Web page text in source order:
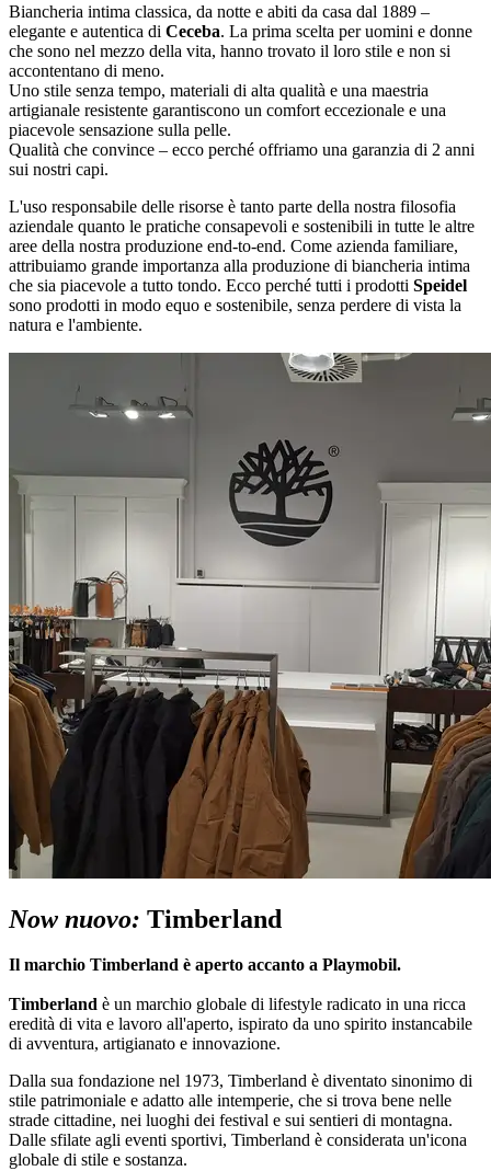
Biancheria intima classica, da notte e abiti da casa dal 1889 –
elegante e autentica di Ceceba. La prima scelta per uomini e donne
che sono nel mezzo della vita, hanno trovato il loro stile e non si
accontentano di meno.
Uno stile senza tempo, materiali di alta qualità e una maestria
artigianale resistente garantiscono un comfort eccezionale e una
piacevole sensazione sulla pelle.
Qualità che convince – ecco perché offriamo una garanzia di 2 anni
sui nostri capi.
L'uso responsabile delle risorse è tanto parte della nostra filosofia
aziendale quanto le pratiche consapevoli e sostenibili in tutte le altre
aree della nostra produzione end-to-end. Come azienda familiare,
attribuiamo grande importanza alla produzione di biancheria intima
che sia piacevole a tutto tondo. Ecco perché tutti i prodotti Speidel
sono prodotti in modo equo e sostenibile, senza perdere di vista la
natura e l'ambiente.
Now nuovo: Timberland
Il marchio Timberland è aperto accanto a Playmobil.
Timberland è un marchio globale di lifestyle radicato in una ricca
eredità di vita e lavoro all'aperto, ispirato da uno spirito instancabile
di avventura, artigianato e innovazione.
Dalla sua fondazione nel 1973, Timberland è diventato sinonimo di
stile patrimoniale e adatto alle intemperie, che si trova bene nelle
strade cittadine, nei luoghi dei festival e sui sentieri di montagna.
Dalle sfilate agli eventi sportivi, Timberland è considerata un'icona
globale di stile e sostanza.